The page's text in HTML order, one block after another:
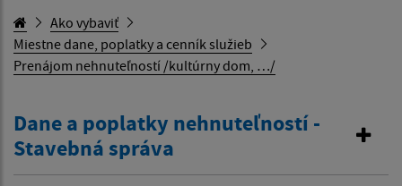
Ako vybaviť
Miestne dane, poplatky a cenník služieb
Prenájom nehnuteľností /kultúrny dom, …/
Dane a poplatky nehnuteľností -
Stavebná správa